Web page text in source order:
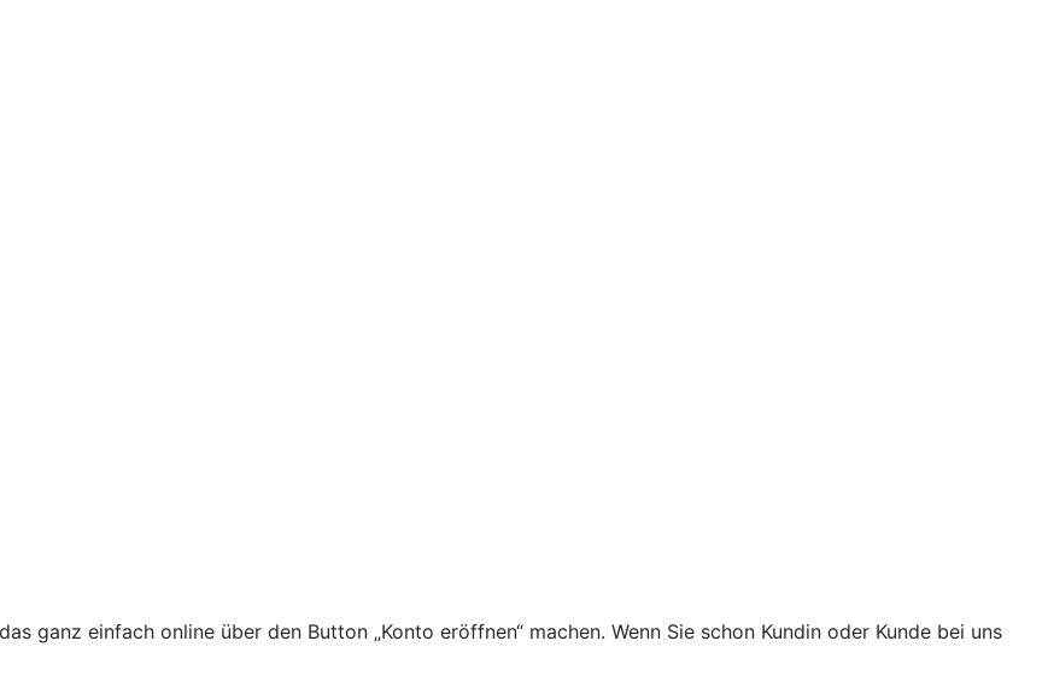
ganz einfach online über den Button „Konto eröffnen“ machen. Wenn Sie schon Kundin oder Kunde bei uns